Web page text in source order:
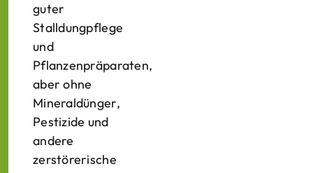
guter
Stalldungpflege
und
Pflanzenpräparaten,
aber ohne
Mineraldünger,
Pestizide und
andere
zerstörerische